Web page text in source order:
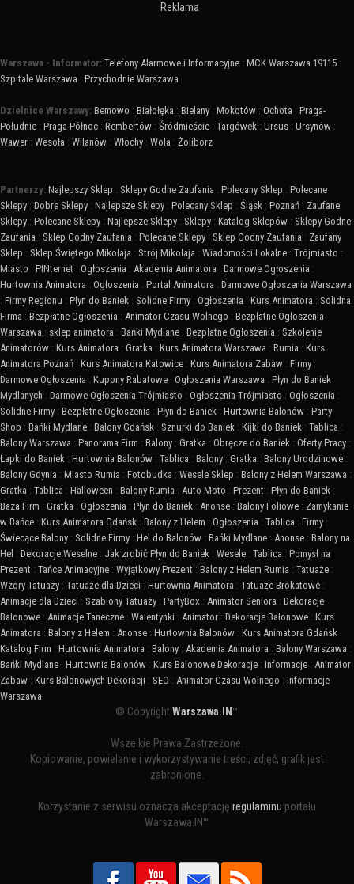
Reklama
Warszawa - Informator: Telefony Alarmowe i Informacyjne : MCK Warszawa 19115 :
Szpitale Warszawa : Przychodnie Warszawa
Dzielnice Warszawy: Bemowo : Białołęka : Bielany : Mokotów : Ochota : Praga-
Południe : Praga-Północ : Rembertów : Śródmieście : Targówek : Ursus : Ursynów :
Wawer : Wesoła : Wilanów : Włochy : Wola : Żoliborz
Partnerzy: Najlepszy Sklep : Sklepy Godne Zaufania : Polecany Sklep : Polecane
Sklepy : Dobre Sklepy : Najlepsze Sklepy : Polecany Sklep : Śląsk : Poznań : Zaufane
Sklepy : Polecane Sklepy : Najlepsze Sklepy : Sklepy : Katalog Sklepów : Sklepy Godne
Zaufania : Sklep Godny Zaufania : Polecane Sklepy : Sklep Godny Zaufania : Zaufany
Sklep : Sklep Świętego Mikołaja : Strój Mikołaja : Wiadomości Lokalne : Trójmiasto :
Miasto : PINternet : Ogłoszenia : Akademia Animatora : Darmowe Ogłoszenia :
Hurtownia Animatora : Ogłoszenia : Portal Animatora : Darmowe Ogłoszenia Warszawa
: Firmy Regionu : Płyn do Baniek : Solidne Firmy : Ogłoszenia : Kurs Animatora : Solidna
Firma : Bezpłatne Ogłoszenia : Animator Czasu Wolnego : Bezpłatne Ogłoszenia
Warszawa : sklep animatora : Bańki Mydlane : Bezpłatne Ogłoszenia : Szkolenie
Animatorów : Kurs Animatora : Gratka : Kurs Animatora Warszawa : Rumia : Kurs
Animatora Poznań : Kurs Animatora Katowice : Kurs Animatora Zabaw : Firmy :
Darmowe Ogłoszenia : Kupony Rabatowe : Ogłoszenia Warszawa : Płyn do Baniek
Mydlanych : Darmowe Ogłoszenia Trójmiasto : Ogłoszenia Trójmiasto : Ogłoszenia :
Solidne Firmy : Bezpłatne Ogłoszenia : Płyn do Baniek : Hurtownia Balonów : Party
Shop : Bańki Mydlane : Balony Gdańsk : Sznurki do Baniek : Kijki do Baniek : Tablica :
Balony Warszawa : Panorama Firm : Balony : Gratka : Obręcze do Baniek : Oferty Pracy :
Łapki do Baniek : Hurtownia Balonów : Tablica : Balony : Gratka : Balony Urodzinowe :
Balony Gdynia : Miasto Rumia : Fotobudka : Wesele Sklep : Balony z Helem Warszawa :
Gratka : Tablica : Halloween : Balony Rumia : Auto Moto : Prezent : Płyn do Baniek :
Baza Firm : Gratka : Ogłoszenia : Płyn do Baniek : Anonse : Balony Foliowe : Zamykanie
w Bańce : Kurs Animatora Gdańsk : Balony z Helem : Ogłoszenia : Tablica : Firmy :
Świecące Balony : Solidne Firmy : Hel do Balonów : Bańki Mydlane : Anonse : Balony na
Hel : Dekoracje Weselne : Jak zrobić Płyn do Baniek : Wesele : Tablica : Pomysł na
Prezent : Tańce Animacyjne : Wyjątkowy Prezent : Balony z Helem Rumia : Tatuaże :
Wzory Tatuaży : Tatuaże dla Dzieci : Hurtownia Animatora : Tatuaże Brokatowe :
Animacje dla Dzieci : Szablony Tatuaży : PartyBox : Animator Seniora : Dekoracje
Balonowe : Animacje Taneczne : Walentynki : Animator : Dekoracje Balonowe : Kurs
Animatora : Balony z Helem : Anonse : Hurtownia Balonów : Kurs Animatora Gdańsk :
Katalog Firm : Hurtownia Animatora : Balony : Akademia Animatora : Balony Warszawa :
Bańki Mydlane : Hurtownia Balonów : Kurs Balonowe Dekoracje : Informacje : Animator
Zabaw : Kurs Balonowych Dekoracji : SEO : Animator Czasu Wolnego : Informacje
Warszawa
© CopyrightWarszawa.IN ™
Wszelkie Prawa Zastrzeżone.
Kopiowanie, powielanie i wykorzystywanie treści, zdjęć, grafik jest
zabronione.
Korzystanie z serwisu oznacza akceptację regulaminu portalu
Warszawa.IN™